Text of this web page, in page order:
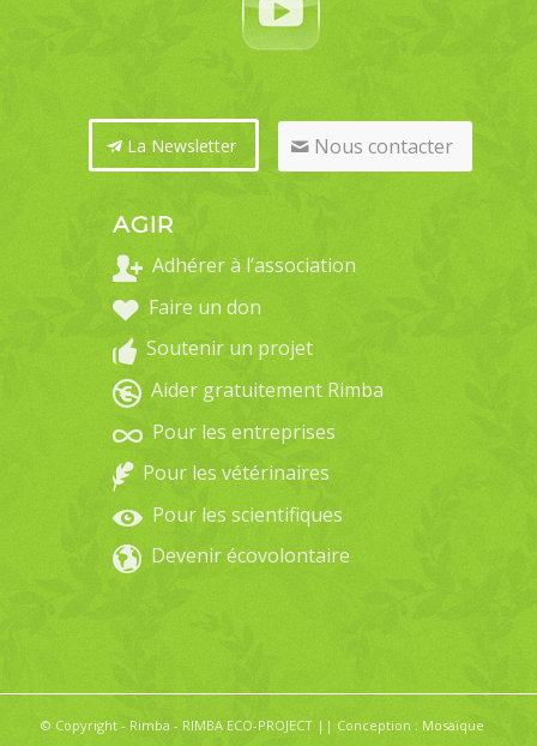
La Newsletter Nous contacter
AGIR
Adhérer à l’association
Faire un don
Soutenir un projet
Aider gratuitement Rimba
Pour les entreprises
Pour les vétérinaires
Pour les scientifiques
Devenir écovolontaire
© Copyright - Rimba - RIMBA ECO-PROJECT || Conception : Mosaïque